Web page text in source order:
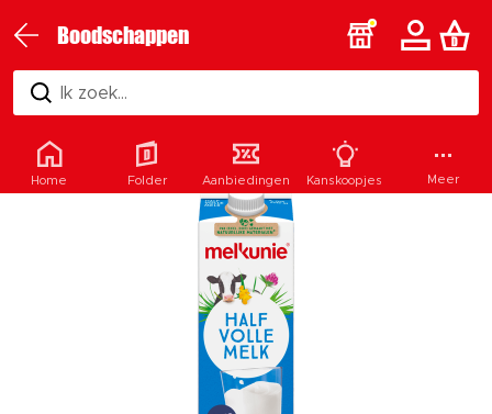
Boodschappen
Ik zoek...
Home Folder Aanbiedingen Kanskoopjes Meer